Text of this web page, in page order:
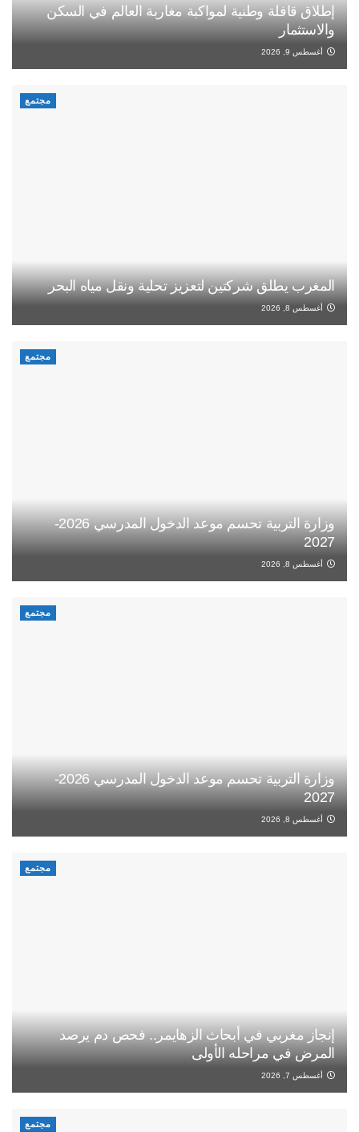
إطلاق قافلة وطنية لمواكبة مغاربة العالم في السكن
والاستثمار
أغسطس 9, 2026
مجتمع
المغرب يطلق شركتين لتعزيز تحلية ونقل مياه البحر
أغسطس 8, 2026
مجتمع
وزارة التربية تحسم موعد الدخول المدرسي 2026-
2027
أغسطس 8, 2026
مجتمع
وزارة التربية تحسم موعد الدخول المدرسي 2026-
2027
أغسطس 8, 2026
مجتمع
إنجاز مغربي في أبحاث الزهايمر.. فحص دم يرصد
المرض في مراحله الأولى
أغسطس 7, 2026
مجتمع